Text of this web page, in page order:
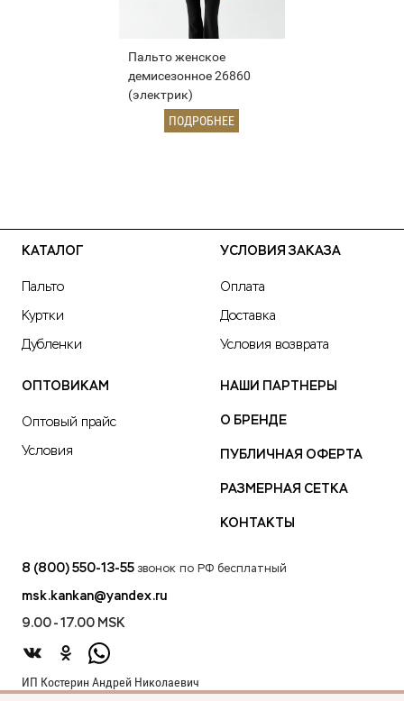
Пальто женское
демисезонное 26860
(электрик)
ПОДРОБНЕЕ
КАТАЛОГ
Пальто
Куртки
Дубленки
УСЛОВИЯ ЗАКАЗА
Оплата
Доставка
Условия возврата
ОПТОВИКАМ
Оптовый прайс
Условия
НАШИ ПАРТНЕРЫ
О БРЕНДЕ
ПУБЛИЧНАЯ ОФЕРТА
РАЗМЕРНАЯ СЕТКА
КОНТАКТЫ
8 (800) 550-13-55 звонок по РФ бесплатный
msk.kankan@yandex.ru
9.00 - 17.00 MSK
ИП Костерин Андрей Николаевич